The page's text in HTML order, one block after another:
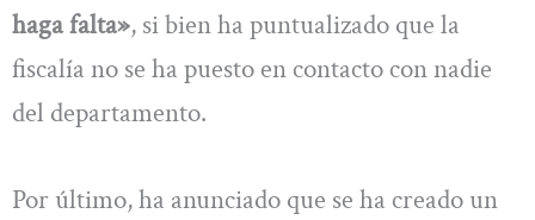
haga falta», si bien ha puntualizado que la
fiscalía no se ha puesto en contacto con nadie
del departamento.
Por último, ha anunciado que se ha creado un